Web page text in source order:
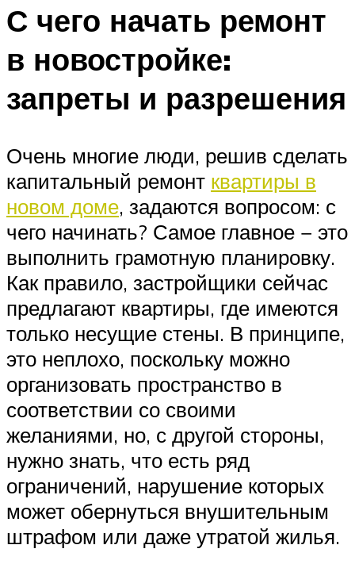
С чего начать ремонт
в новостройке:
запреты и разрешения
Очень многие люди, решив сделать
капитальный ремонт квартиры в
новом доме, задаются вопросом: с
чего начинать? Самое главное − это
выполнить грамотную планировку.
Как правило, застройщики сейчас
предлагают квартиры, где имеются
только несущие стены. В принципе,
это неплохо, поскольку можно
организовать пространство в
соответствии со своими
желаниями, но, с другой стороны,
нужно знать, что есть ряд
ограничений, нарушение которых
может обернуться внушительным
штрафом или даже утратой жилья.